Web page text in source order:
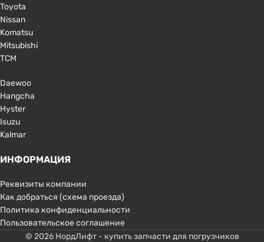
Toyota
Nissan
Komatsu
Mitsubishi
TCM
Daewoo
Hangcha
Hyster
Isuzu
Kalmar
ИНФОРМАЦИЯ
Реквизиты компании
Как добраться (схема проезда)
Политика конфиденциальности
Пользовательское соглашение
© 2026 НордЛифт - купить запчасти для погрузчиков